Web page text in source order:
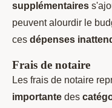
supplémentaires
peuvent alourdir le
ces dépenses
Frais de notaire
Les frais de notaire
importante des